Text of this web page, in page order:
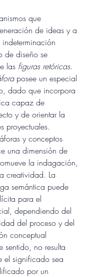
que
de ideas y a
de diseño se
las figuras retóricas.
posee un especial
dado que incorpora
capaz de
y de orientar la
proyectuales.
y conceptos
una dimensión de
la indagación,
creatividad. La
semántica puede
para el
dependiendo del
del proceso y del
conceptual
sentido, no resulta
el significado sea
por un